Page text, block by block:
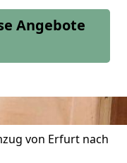
Angebote
von Erfurt nach